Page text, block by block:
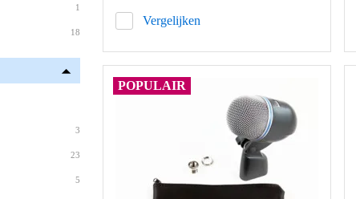
1
18
3
23
5
Vergelijken
POPULAIR